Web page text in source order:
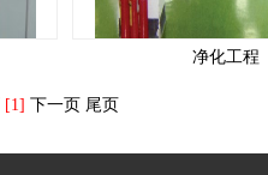
净化工程
[1] 下一页 尾页